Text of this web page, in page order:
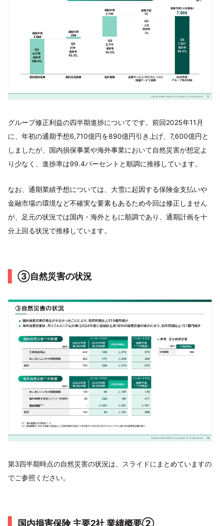
グループ修正利益の四半期進捗についてです。前回2025年11月
に、年初の通期予想6,710億円を890億円引き上げ、7,600億円と
しましたが、国内損保事業や海外事業において自然災害が想定よ
り少なく、進捗率は99.4パーセントと順調に推移しています。
なお、通期業績予想については、大雪に起因する保険金支払いや
金融市場の環境など不確実な要素もあるため今回は修正しません
が、足元の状況では国内・海外ともに順調であり、通期計画を十
分上回る状況で推移しています。
③自然災害の状況
第3四半期時点の自然災害の状況は、スライドにまとめていますの
でご参照ください。
国内損害保険 主要2社 業績概要②